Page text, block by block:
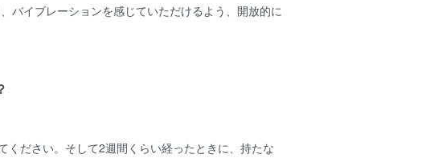
バイブレーションを感じていただけるよう、開放的に
ださい。そして2週間くらい経ったときに、持たな